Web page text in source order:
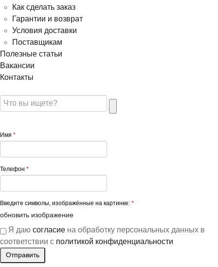
Как сделать заказ
Гарантии и возврат
Условия доставки
Поставщикам
Полезные статьи
Вакансии
Контакты
Имя *
Телефон *
Введите символы, изображённые на картинке: *
обновить изображение
Я даю согласие на обработку персональных данных в
соответствии с политикой конфиденциальности